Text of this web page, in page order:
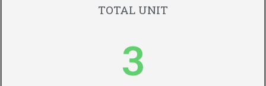
TOTAL UNIT
3